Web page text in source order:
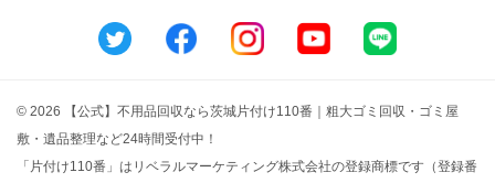
© 2026 【公式】不用品回収なら茨城片付け110番｜粗大ゴミ回収・ゴミ屋
敷・遺品整理など24時間受付中！
「片付け110番」はリベラルマーケティング株式会社の登録商標です（登録番